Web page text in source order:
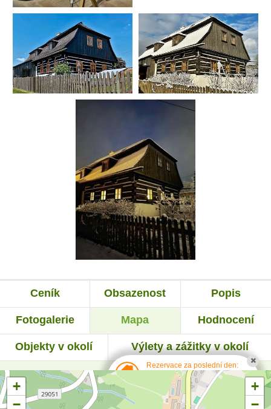
Ceník Obsazenost Popis
Fotogalerie Mapa Hodnocení
Objekty v okolí Výlety a zážitky v okolí
+
−
+
−
Rezervace za poslední den:
139 pobytů telefonicky a
47 emailem (přes
formulář).